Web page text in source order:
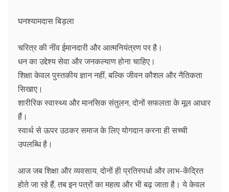
घनश्यामदास बिड़ला
चरित्र की नींव ईमानदारी और आत्मनियंत्रण पर है।
धन का उद्देश्य सेवा और जनकल्याण होना चाहिए।
शिक्षा केवल पुस्तकीय ज्ञान नहीं, बल्कि जीवन कौशल और नैतिकता
सिखाए।
शारीरिक स्वास्थ्य और मानसिक संतुलन, दोनों सफलता के मूल आधार
हैं।
स्वार्थ से ऊपर उठकर समाज के लिए योगदान करना ही सच्ची
उपलब्धि है।
आज जब शिक्षा और व्यवसाय, दोनों ही प्रतिस्पर्धा और लाभ-केंद्रित
होते जा रहे हैं, तब इन पत्रों का महत्व और भी बढ़ जाता है। ये केवल